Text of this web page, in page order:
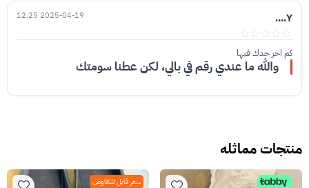
Y....
2025-04-19 12:25
كم اخر حدك فيها
والله ما عندي رقم في بالي، لكن عطنا سومتك
منتجات مماثله
سعر قابل للتفاوض